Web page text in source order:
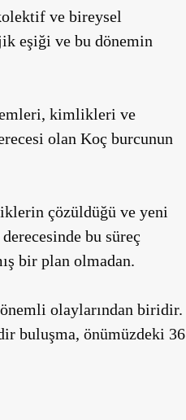
ve bireysel
eşiği ve bu dönemin
kimlikleri ve
olan Koç burcunun
çözüldüğü ve yeni
bu süreç
bir plan olmadan.
olaylarından biridir.
buluşma, önümüzdeki 36